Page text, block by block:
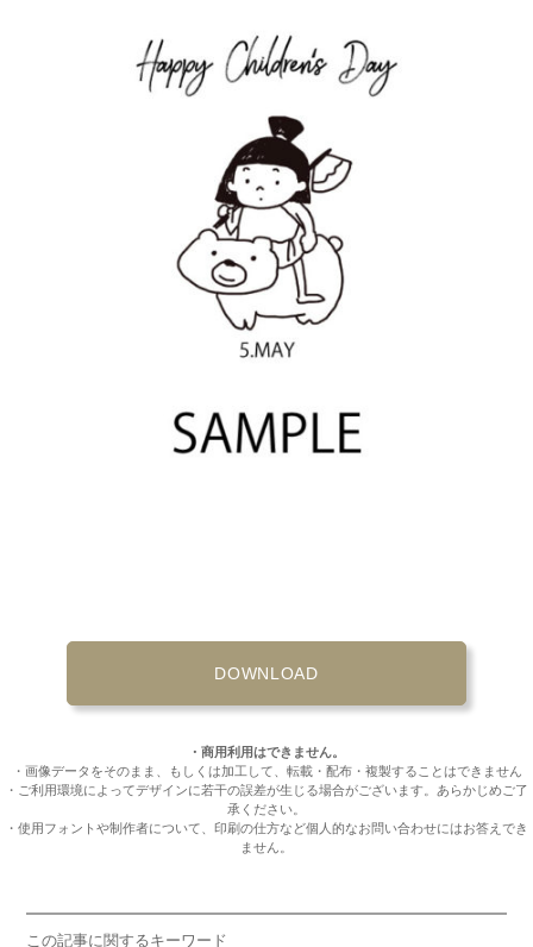
DOWNLOAD
・商用利用はできません。
・画像データをそのまま、もしくは加工して、転載・配布・複製することはできません
・ご利用環境によってデザインに若干の誤差が生じる場合がございます。あらかじめご了
承ください。
・使用フォントや制作者について、印刷の仕方など個人的なお問い合わせにはお答えでき
ません。
この記事に関するキーワード